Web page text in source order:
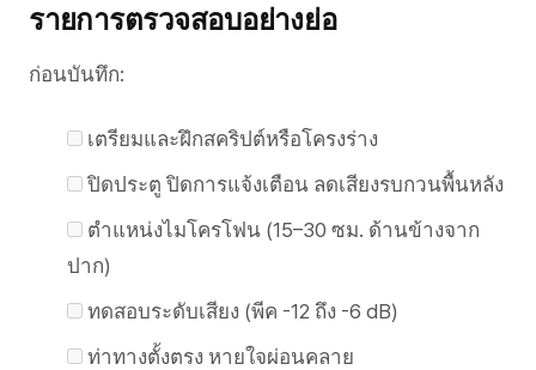
รายการตรวจสอบอย่างย่อ
ก่อนบันทึก:
เตรียมและฝึกสคริปต์หรือโครงร่าง
ปิดประตู ปิดการแจ้งเตือน ลดเสียงรบกวนพื้นหลัง
ตำแหน่งไมโครโฟน (15–30 ซม. ด้านข้างจาก
ปาก)
ทดสอบระดับเสียง (พีค -12 ถึง -6 dB)
ท่าทางตั้งตรง หายใจผ่อนคลาย